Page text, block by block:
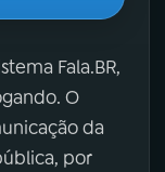
Fala.BR,
O
da
por